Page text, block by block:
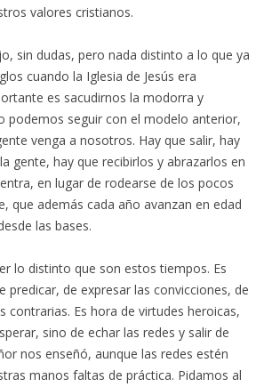
valores cristianos.
sin dudas, pero nada distinto a lo que ya
cuando la Iglesia de Jesús era
es sacudirnos la modorra y
podemos seguir con el modelo anterior,
venga a nosotros. Hay que salir, hay
gente, hay que recibirlos y abrazarlos en
en lugar de rodearse de los pocos
que además cada año avanzan en edad
las bases.
lo distinto que son estos tiempos. Es
predicar, de expresar las convicciones, de
contrarias. Es hora de virtudes heroicas,
sino de echar las redes y salir de
nos enseñó, aunque las redes estén
manos faltas de práctica. Pidamos al